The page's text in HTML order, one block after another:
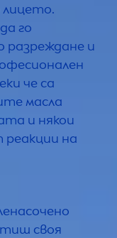
лицето.
го
разреждане и
че са
масла
и някои
реакции на
своя